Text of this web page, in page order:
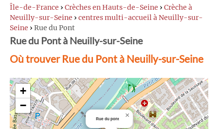
Île-de-France › Crèches en Hauts-de-Seine › Crèche à
Neuilly-sur-Seine › centres multi-accueil à Neuilly-sur-
Seine › Rue du Pont
Rue du Pont à Neuilly-sur-Seine
Où trouver Rue du Pont à Neuilly-sur-Seine
Rue du pont ×
+
−